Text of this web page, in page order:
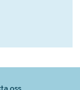
oss